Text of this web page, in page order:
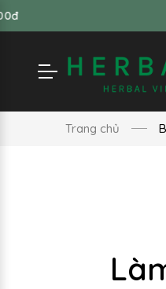
Miễn phí
Trang chủ